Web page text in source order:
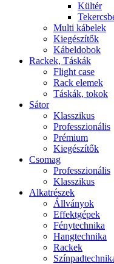
Kültér
Multi kábelek
Kiegészítők
Kábeldobok
Rackek, Táskák
Flight case
Rack elemek
Táskák, tokok
Sátor
Klasszikus
Professzionális
Prémium
Kiegészítők
Csomag
Professzionális
Klasszikus
Alkatrészek
Állványok
Effektgépek
Fénytechnika
Hangtechnika
Rackek